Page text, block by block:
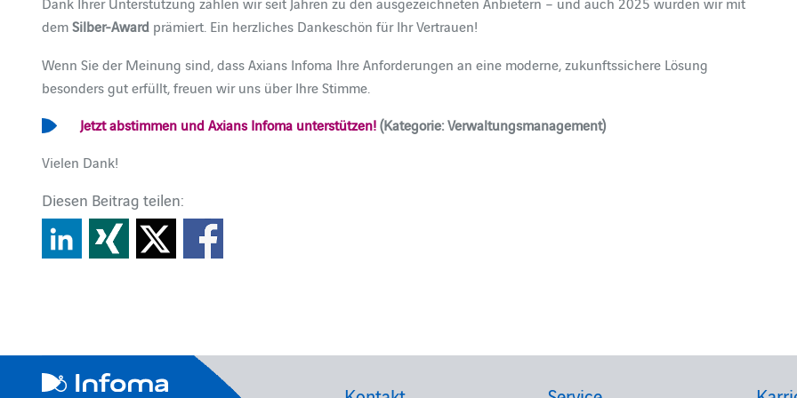
demSilber-Award prämiert. Ein herzliches Dankeschön für Ihr Vertrauen!
Wenn Sie der Meinung sind, dass Axians Infoma Ihre Anforderungen an eine moderne, zukunftssichere Lösung
besonders gut erfüllt, freuen wir uns über Ihre Stimme.
Jetzt abstimmen und Axians Infoma unterstützen!(Kategorie: Verwaltungsmanagement)
Vielen Dank!
Diesen Beitrag teilen: